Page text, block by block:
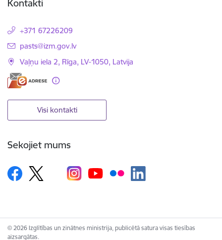
Kontakti
+371 67226209
E-pasts:
pasts@izm.gov.lv
Vaļņu iela 2, Rīga, LV-1050, Latvija
Visi kontakti
Sekojiet mums
© 2026 Izglītības un zinātnes ministrija, publicētā satura visas tiesības
aizsargātas.